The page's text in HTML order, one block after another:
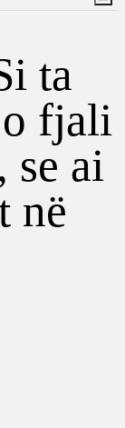
ta
fjali
se ai
në